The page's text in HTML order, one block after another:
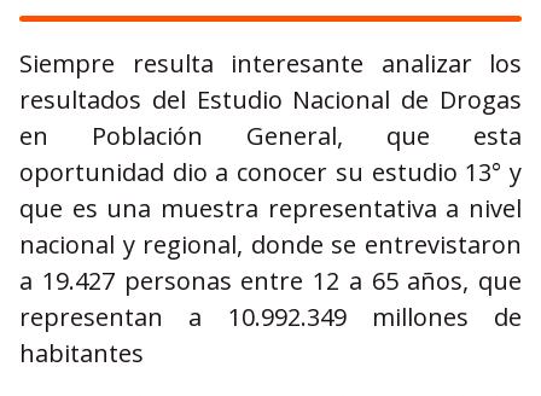
Siempre resulta interesante analizar los
resultados del Estudio Nacional de Drogas
en Población General, que esta
oportunidad dio a conocer su estudio 13° y
que es una muestra representativa a nivel
nacional y regional, donde se entrevistaron
a 19.427 personas entre 12 a 65 años, que
representan a 10.992.349 millones de
habitantes